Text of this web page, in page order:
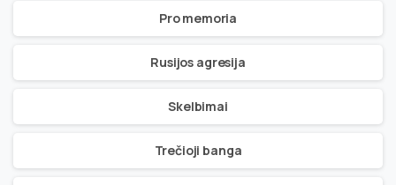
Pro memoria
Rusijos agresija
Skelbimai
Trečioji banga